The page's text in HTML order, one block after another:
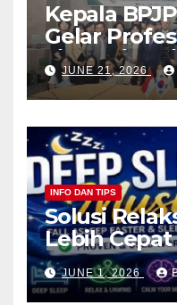
Kepala
Gelar
Silla
JUNE 21, 2026
INFO DAN TIPS
Solusi
Lebih
JUNE 1, 2026